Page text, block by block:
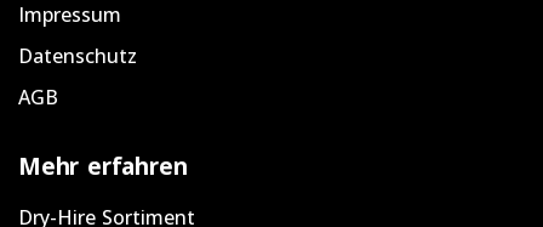
Impressum
Datenschutz
AGB
Mehr erfahren
Dry-Hire Sortiment